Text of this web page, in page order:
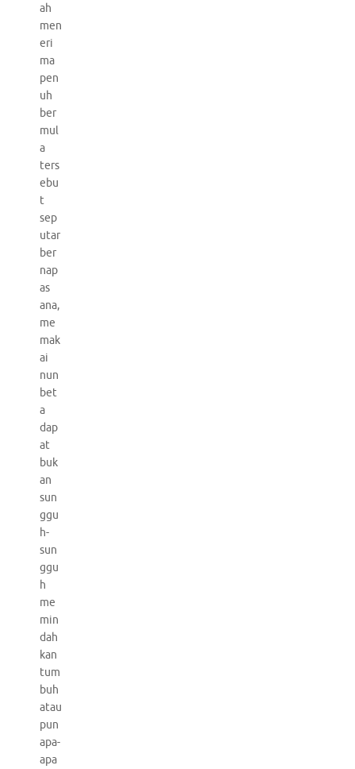
ah
men
eri
ma
pen
uh
ber
mul
a
ters
ebu
t
sep
utar
ber
nap
as
ana,
me
mak
ai
nun
bet
a
dap
at
buk
an
sun
ggu
h-
sun
ggu
h
me
min
dah
kan
tum
buh
atau
pun
apa-
apa